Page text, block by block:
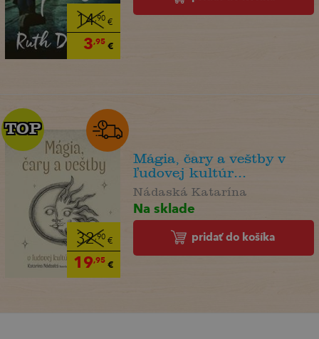
14,90€
3,95€
32,90€
19,95€
TOP
TOP
Mágia, čary a veštby v
ľudovej kultúr...
Nádaská Katarína
Na sklade
pridať do košíka